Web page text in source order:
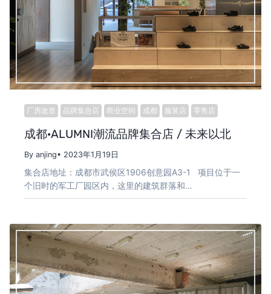
厂房改造 品牌集合店 商业空间 成都 服装店 零售店
成都·ALUMNI潮流品牌集合店 / 未来以北
By anjing• 2023年1月19日
集合店地址：成都市武侯区1906创意园A3-1 项目位于一
个旧时的军工厂园区内，这里的建筑群落和…